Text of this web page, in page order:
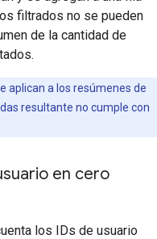
filtrados no se pueden
de la cantidad de
aplican a los resúmenes de
resultante no cumple con
en cero
los IDs de usuario